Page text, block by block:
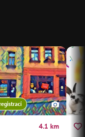
4.1 km